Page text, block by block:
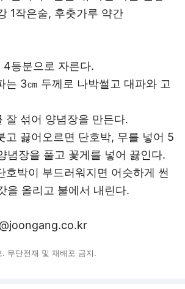
1작은술, 후춧가루 약간
4등분으로 자른다.
는 3㎝ 두께로 나박썰고 대파와 고
잘 섞어 양념장을 만든다.
고 끓어오르면 단호박, 무를 넣어 5
념장을 풀고 꽃게를 넣어 끓인다.
호박이 부드러워지면 어슷하게 썬
을 올리고 불에서 내린다.
무단전재 및 재배포 금지.